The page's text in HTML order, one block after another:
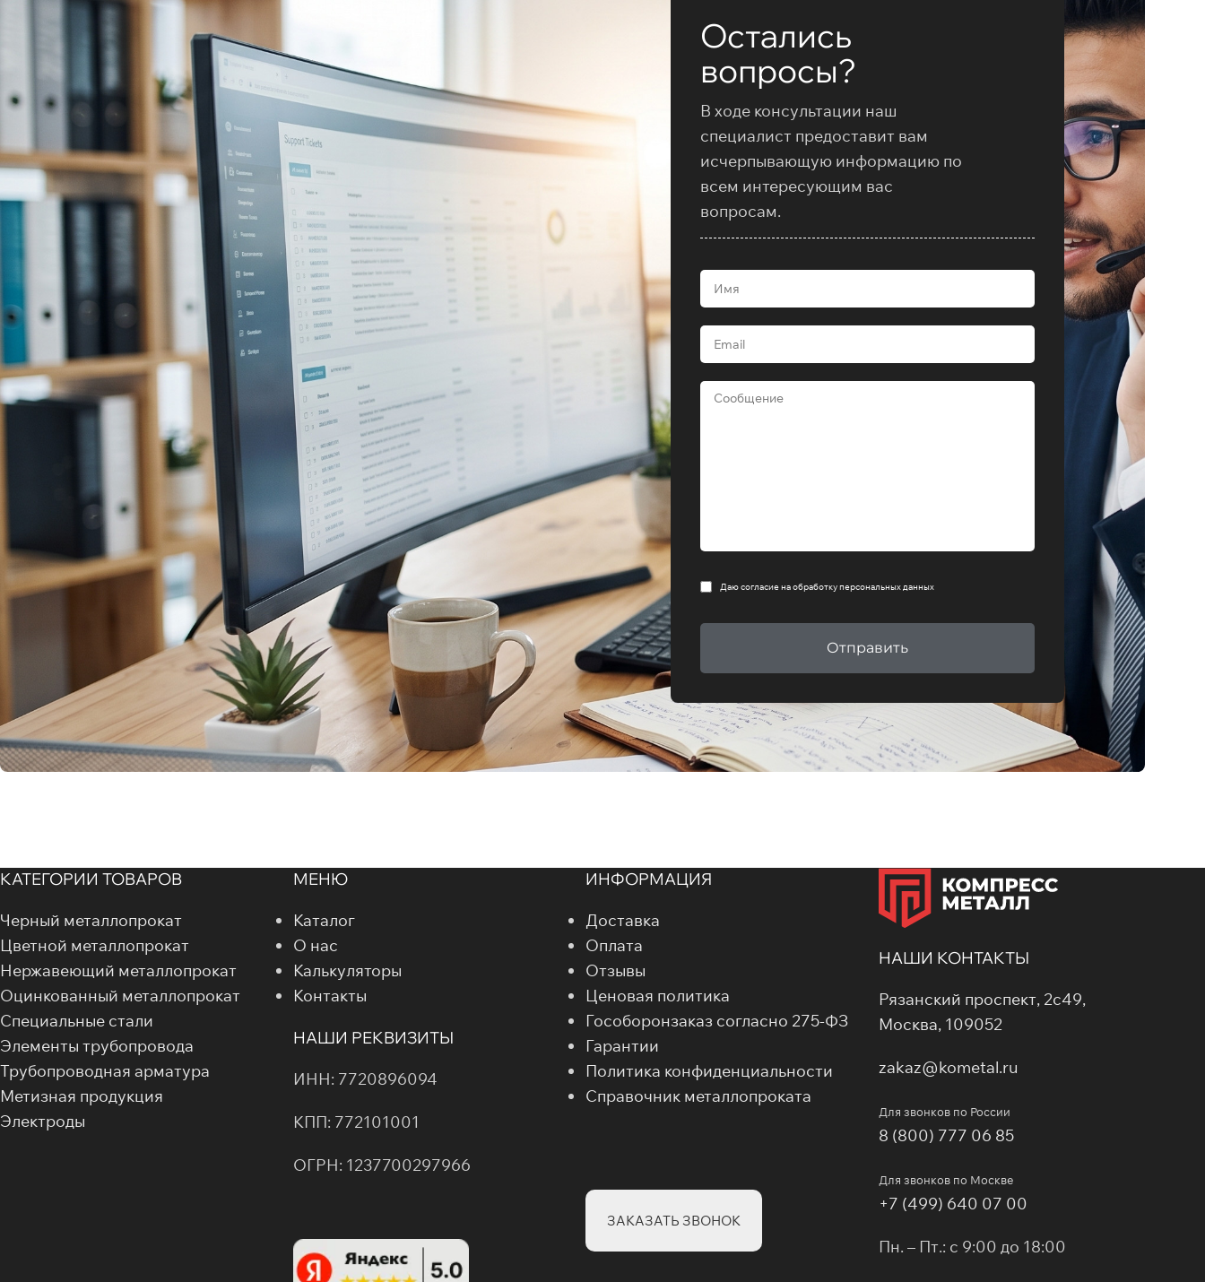
Остались
вопросы?
В ходе консультации наш
специалист предоставит вам
исчерпывающую информацию по
всем интересующим вас
вопросам.
Даю согласие наобработку персональных данных
Отправить
КАТЕГОРИИ ТОВАРОВ
Черный металлопрокат
Цветной металлопрокат
Нержавеющий металлопрокат
Оцинкованный металлопрокат
Специальные стали
Элементы трубопровода
Трубопроводная арматура
Метизная продукция
Электроды
МЕНЮ
Каталог
О нас
Калькуляторы
Контакты
НАШИ РЕКВИЗИТЫ
ИНН: 7720896094
КПП: 772101001
ОГРН: 1237700297966
ИНФОРМАЦИЯ
Доставка
Оплата
Отзывы
Ценовая политика
Гособоронзаказ согласно 275-ФЗ
Гарантии
Политика конфиденциальности
Справочник металлопроката
ЗАКАЗАТЬ ЗВОНОК
НАШИ КОНТАКТЫ
Рязанский проспект, 2с49,
Москва, 109052
zakaz@kometal.ru
Для звонков по России
8 (800) 777 06 85
Для звонков по Москве
+7 (499) 640 07 00
Пн. – Пт.: с 9:00 до 18:00